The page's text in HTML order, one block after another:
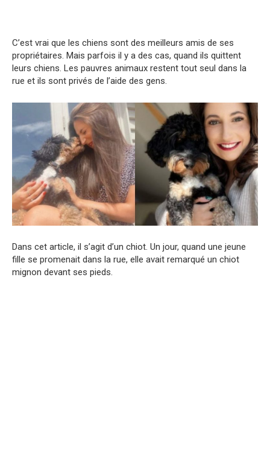
C’est vrai que les chiens sont des meilleurs amis de ses
propriétaires. Mais parfois il y a des cas, quand ils quittent
leurs chiens. Les pauvres animaux restent tout seul dans la
rue et ils sont privés de l’aide des gens.
Dans cet article, il s’agit d’un chiot. Un jour, quand une jeune
fille se promenait dans la rue, elle avait remarqué un chiot
mignon devant ses pieds.